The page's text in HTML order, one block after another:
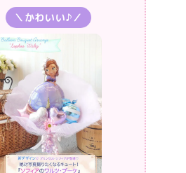
ソフィア・ワルツ